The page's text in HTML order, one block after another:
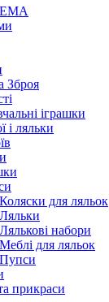
Зброя
іграшки
і ляльки
Коляски для ляльок
Ляльки
Лялькові набори
Меблі для ляльок
Пупси
прикраси